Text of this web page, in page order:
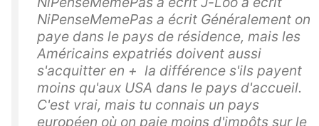
NiPenseMemePas a écrit Généralement on
paye dans le pays de résidence, mais les
Américains expatriés doivent aussi
s'acquitter en + la différence s'ils payent
moins qu'aux USA dans le pays d'accueil.
C'est vrai, mais tu connais un pays
européen où on paie moins d'impôts sur le